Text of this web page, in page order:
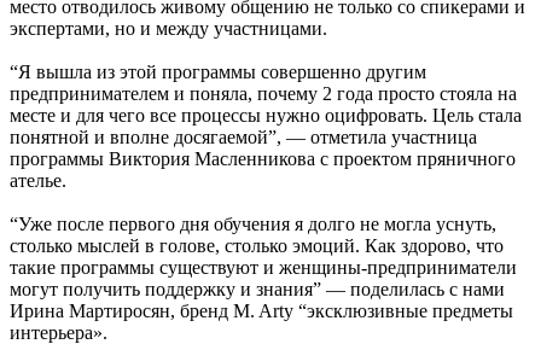
место отводилось живому общению не только со спикерами и
экспертами, но и между участницами.
“Я вышла из этой программы совершенно другим
предпринимателем и поняла, почему 2 года просто стояла на
месте и для чего все процессы нужно оцифровать. Цель стала
понятной и вполне досягаемой”, — отметила участница
программы Виктория Масленникова с проектом пряничного
ателье.
“Уже после первого дня обучения я долго не могла уснуть,
столько мыслей в голове, столько эмоций. Как здорово, что
такие программы существуют и женщины-предприниматели
могут получить поддержку и знания” — поделилась с нами
Ирина Мартиросян, бренд M. Arty “эксклюзивные предметы
интерьера».